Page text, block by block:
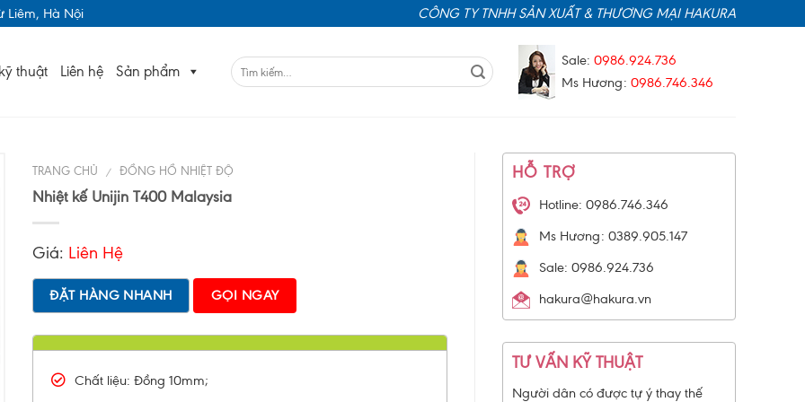
Liêm, Hà Nội CÔNG TY TNHH SẢN XUẤT & THƯƠNG MẠI HAKURA
Sản phẩm
thuật Liên hệ
Sale: 0986.924.736
Ms Hương: 0986.746.346
TRANG CHỦ / ĐỒNG HỒ NHIỆT ĐỘ
Nhiệt kế Unijin T400 Malaysia
Giá: Liên Hệ
ĐẶT HÀNG NHANH GỌI NGAY
Chất liệu: Đồng 10mm;
HỖ TRỢ
Hotline: 0986.746.346
Ms Hương: 0389.905.147
Sale: 0986.924.736
hakura@hakura.vn
TƯ VẤN KỸ THUẬT
Người dân có được tự ý thay thế